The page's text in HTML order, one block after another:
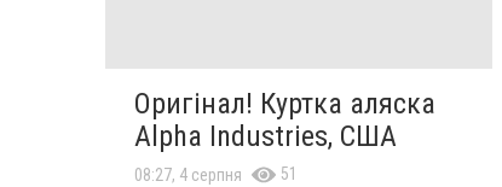
Оригінал! Куртка аляска
Alpha Industries, США
08:27, 4 серпня 51